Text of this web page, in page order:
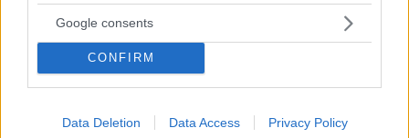
Google consents
CONFIRM
Data Deletion Data Access Privacy Policy
αυτό...», δείτε βίντεο
07.08.2026, 06:39 76